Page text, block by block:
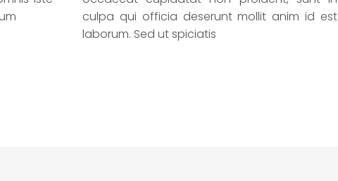
culpa qui officia deserunt mollit anim id est
laborum. Sed ut spiciatis